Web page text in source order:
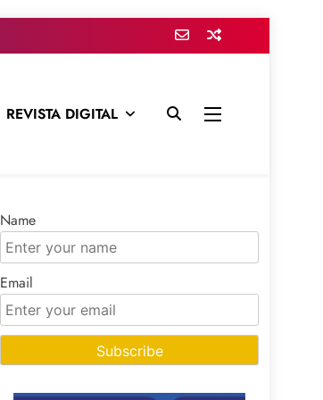
REVISTA DIGITAL
Name
Email